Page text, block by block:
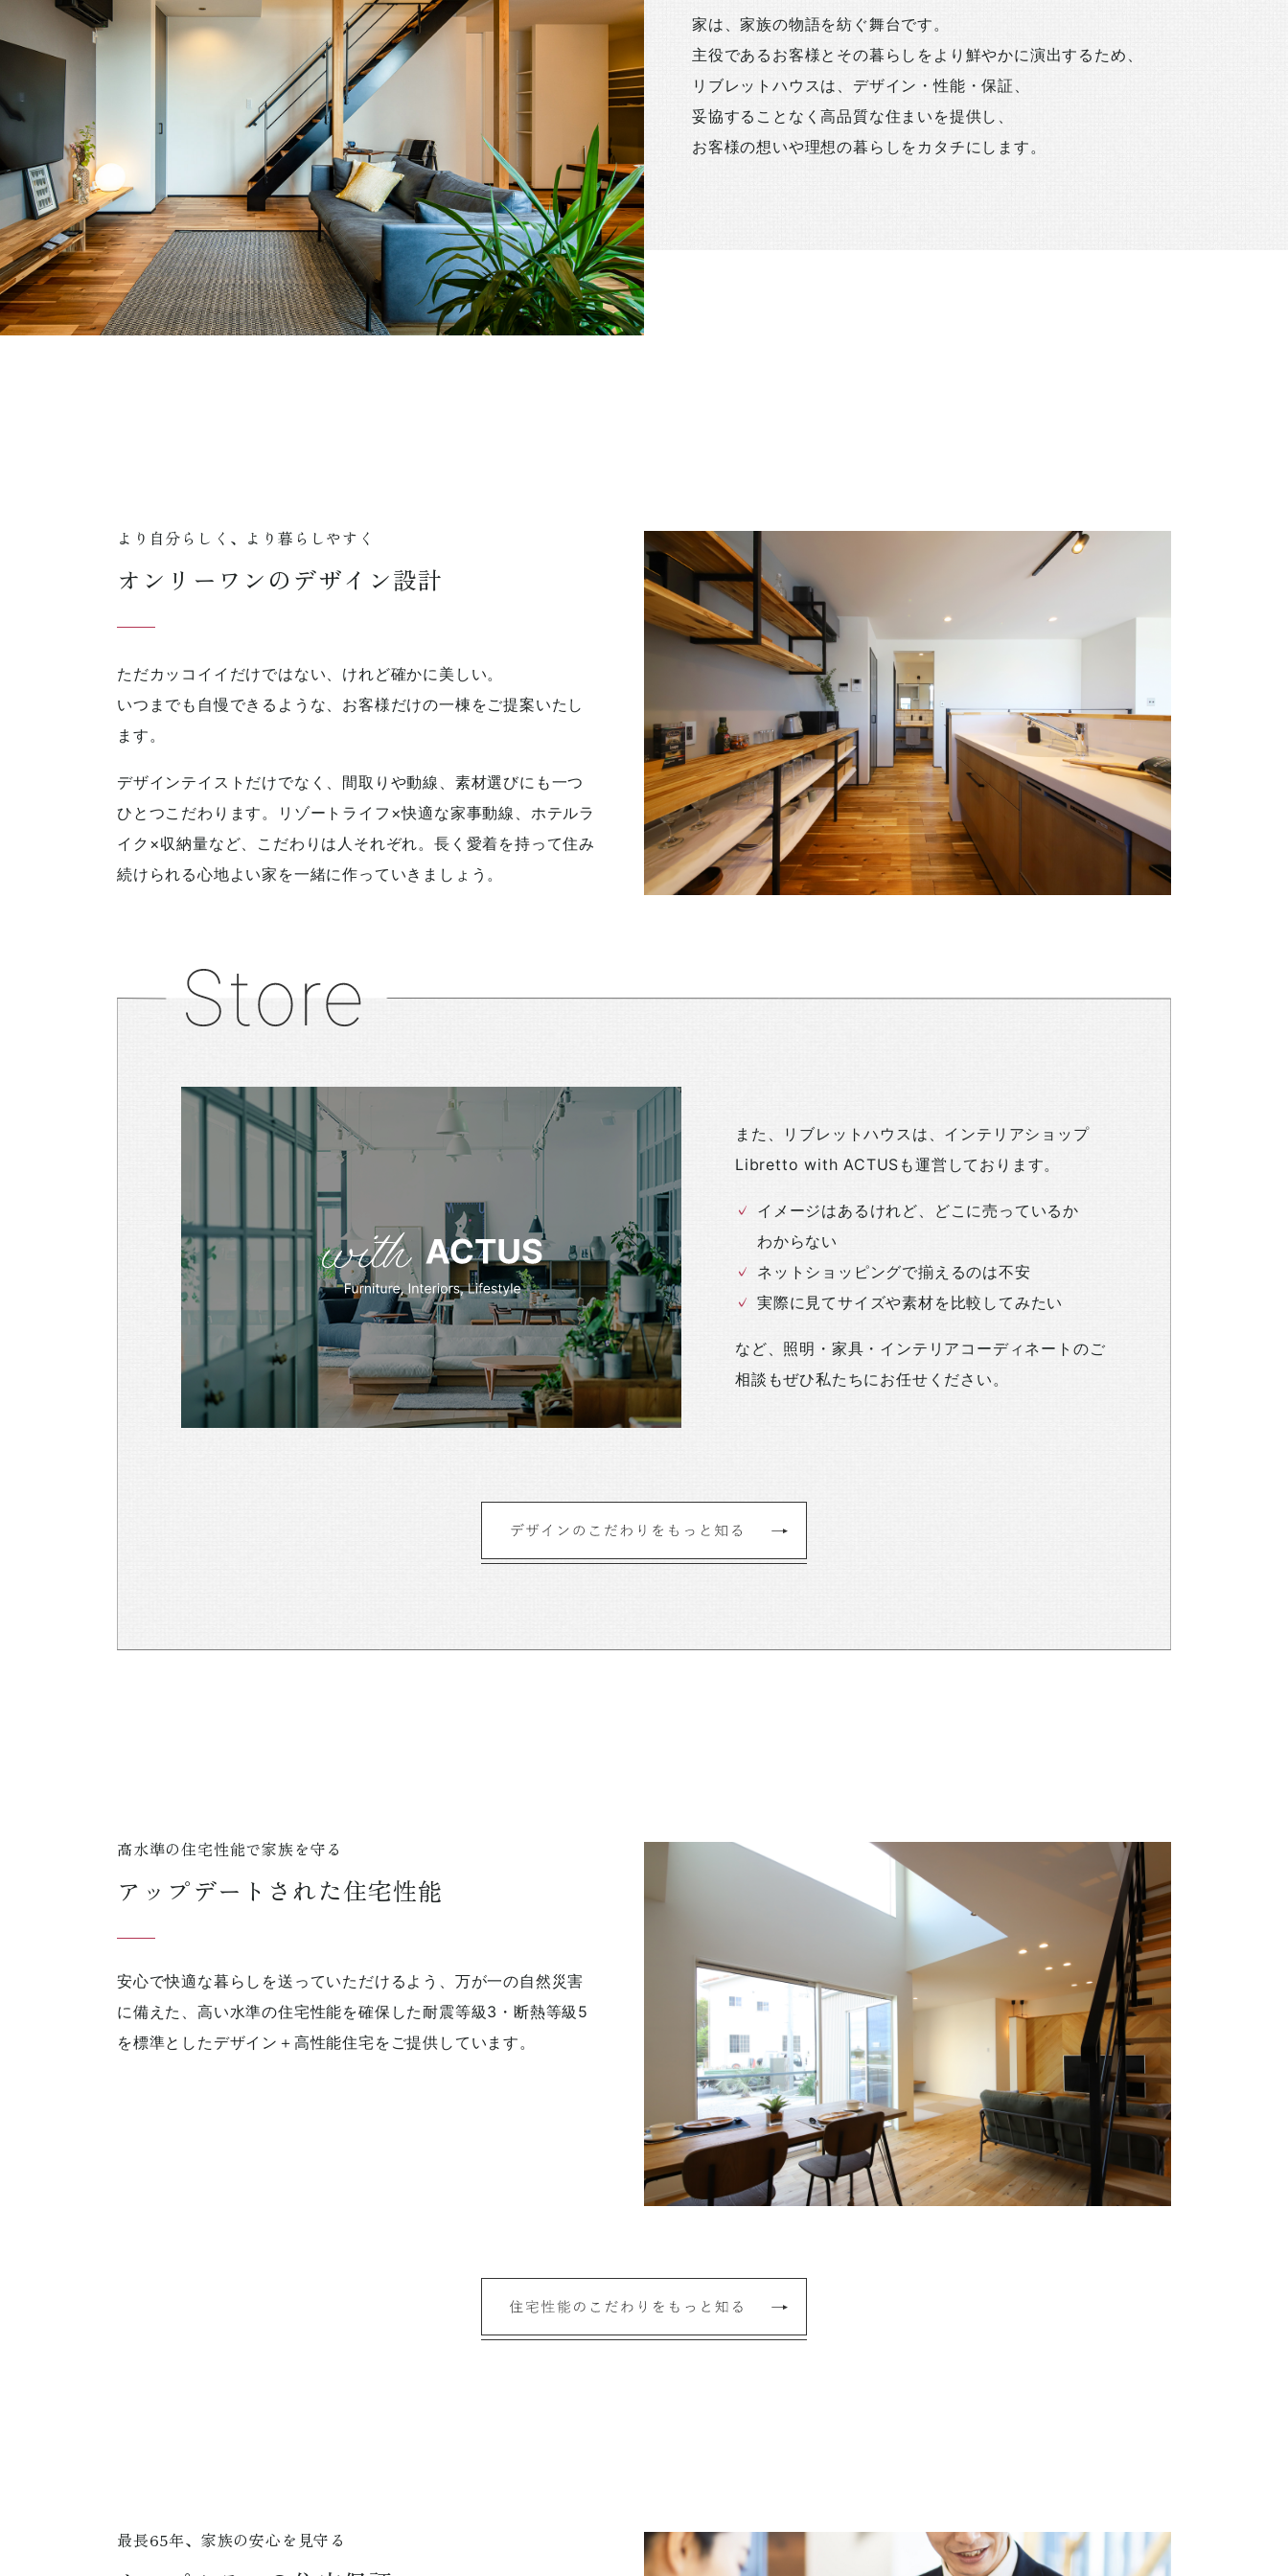
家は、家族の物語を紡ぐ舞台です。
主役であるお客様とその暮らしをより鮮やかに演出するため、
リブレットハウスは、デザイン・性能・保証、
妥協することなく高品質な住まいを提供し、
お客様の想いや理想の暮らしをカタチにします。
より自分らしく、より暮らしやすく
オンリーワンのデザイン設計
ただカッコイイだけではない、けれど確かに美しい。
いつまでも自慢できるような、お客様だけの一棟をご提案いたし
ます。
デザインテイストだけでなく、間取りや動線、素材選びにも一つ
ひとつこだわります。リゾートライフ×快適な家事動線、ホテルラ
イク×収納量など、こだわりは人それぞれ。長く愛着を持って住み
続けられる心地よい家を一緒に作っていきましょう。
また、リブレットハウスは、インテリアショップ
Libretto with ACTUSも運営しております。
イメージはあるけれど、どこに売っているか
わからない
ネットショッピングで揃えるのは不安
実際に見てサイズや素材を比較してみたい
など、照明・家具・インテリアコーディネートのご
相談もぜひ私たちにお任せください。
高水準の住宅性能で家族を守る
アップデートされた住宅性能
安心で快適な暮らしを送っていただけるよう、万が一の自然災害
に備えた、高い水準の住宅性能を確保した耐震等級3・断熱等級5
を標準としたデザイン＋高性能住宅をご提供しています。
最長65年、家族の安心を見守る